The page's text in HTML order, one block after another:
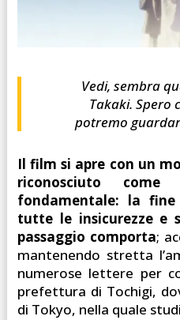
Vedi, sembra
Takaki. Spero
potremo
Il film si apre con un
riconosciuto come
fondamentale: la
tutte le insicurezze e
passaggio comporta;
mantenendo stretta
numerose lettere per
prefettura di Tochigi,
di Tokyo, nella quale